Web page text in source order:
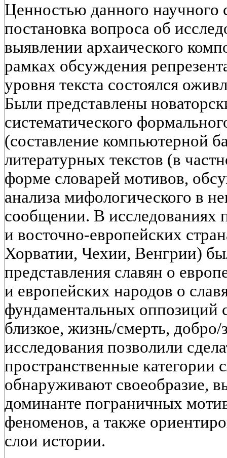
Ценностью данного научного
постановка вопроса об
выявлении архаического
рамках обсуждения
уровня текста состоялся
Были представлены
систематического
(составление компьютерной
литературных текстов (в
форме словарей мотивов,
анализа мифологического в
сообщении. В исследованиях
и восточно-европейских
Хорватии, Чехии, Венгрии)
представления славян о
и европейских народов о
фундаментальных оппозиций
близкое, жизнь/смерть,
исследования позволили
пространственные категории
обнаруживают своеобразие,
доминанте пограничных
феноменов, а также
слои истории.